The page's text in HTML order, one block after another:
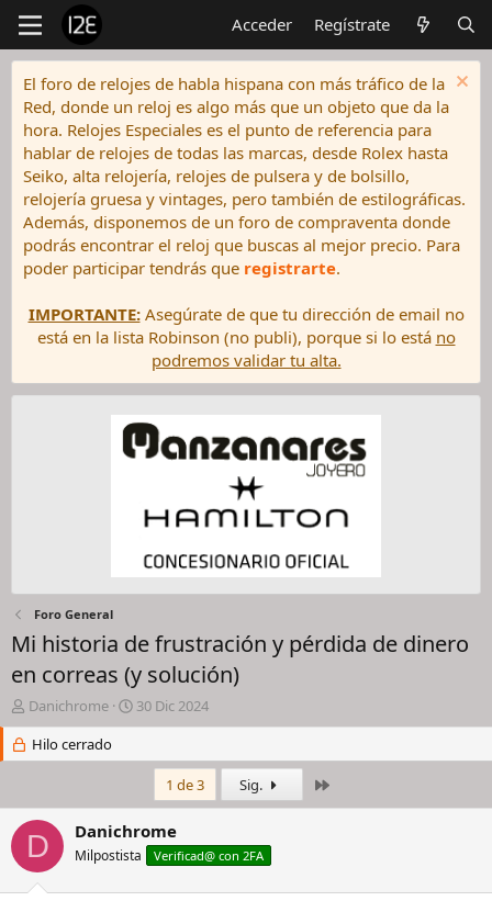
Acceder Regístrate
El foro de relojes de habla hispana con más tráfico de la
Red, donde un reloj es algo más que un objeto que da la
hora. Relojes Especiales es el punto de referencia para
hablar de relojes de todas las marcas, desde Rolex hasta
Seiko, alta relojería, relojes de pulsera y de bolsillo,
relojería gruesa y vintages, pero también de estilográficas.
Además, disponemos de un foro de compraventa donde
podrás encontrar el reloj que buscas al mejor precio. Para
poder participar tendrás que registrarte.
IMPORTANTE:Asegúrate de que tu dirección de email no
está en la lista Robinson (no publi), porque si lo está no
podremos validar tu alta.
Foro General
Mi historia de frustración y pérdida de dinero
en correas (y solución)
I
n
c
a
d
o
r
d
Danichrome
F
e
h
d
i
n
30 Dic 2024
Hilo cerrado
1 de 3 Sig.
D Danichrome
Milpostista Verificad@ con 2FA